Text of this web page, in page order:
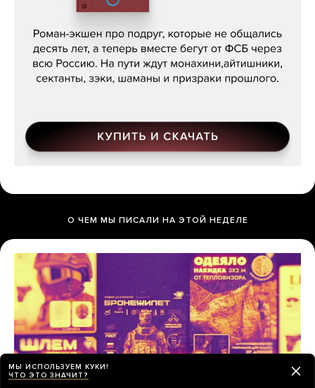
Кира Ярмыш, «Тут недалеко»
О ЧЕМ МЫ ПИСАЛИ НА ЭТОЙ НЕДЕЛЕ
МЫ ИСПОЛЬЗУЕМ КУКИ!
ЧТО ЭТО ЗНАЧИТ?